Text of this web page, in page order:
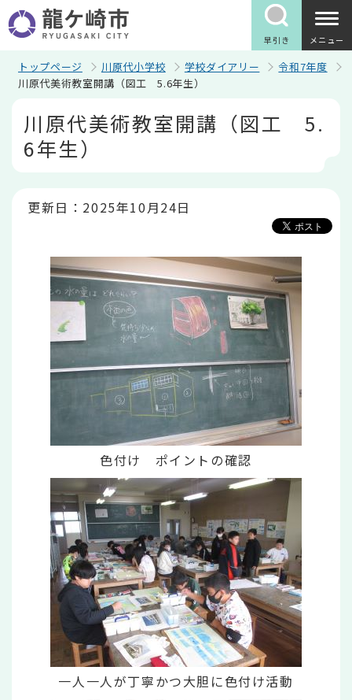
の
ペ
早引き メニュー
トップページ 川原代小学校 学校ダイアリー
令和7年度
川原代美術教室開講（図工 5.6年生）
川原代美術教室開講（図工 5.
6年生）
更新日：2025年10月24日
色付け ポイントの確認
一人一人が丁寧かつ大胆に色付け活動